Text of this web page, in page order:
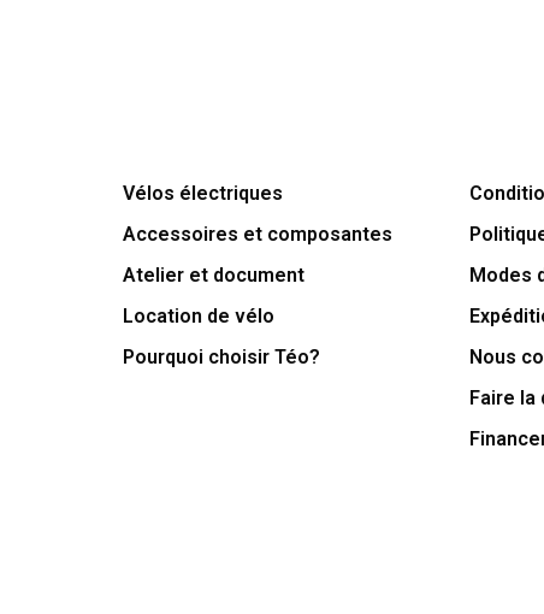
Vélos électriques
Accessoires et composantes
Atelier et document
Location de vélo
Pourquoi choisir Téo?
Modes
Nous
Faire